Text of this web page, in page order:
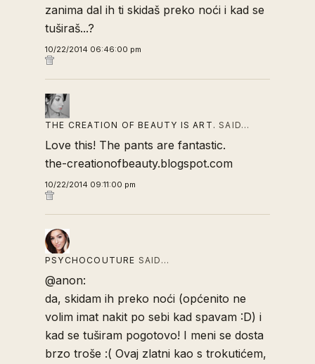
zanima dal ih ti skidaš preko noći i kad se
tuširaš...?
10/22/2014 06:46:00 pm
THE CREATION OF BEAUTY IS ART. SAID…
Love this! The pants are fantastic.
the-creationofbeauty.blogspot.com
10/22/2014 09:11:00 pm
PSYCHOCOUTURE SAID…
@anon:
da, skidam ih preko noći (općenito ne
volim imat nakit po sebi kad spavam :D) i
kad se tuširam pogotovo! I meni se dosta
brzo troše :( Ovaj zlatni kao s trokutićem,